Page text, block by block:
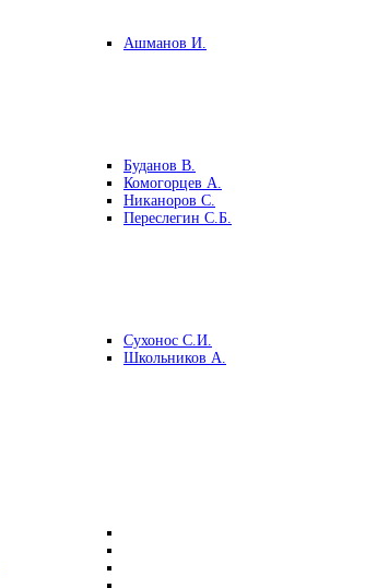
Ашманов И.
Буданов В.
Комогорцев А.
Никаноров С.
Переслегин С.Б.
Сухонос С.И.
Школьников А.